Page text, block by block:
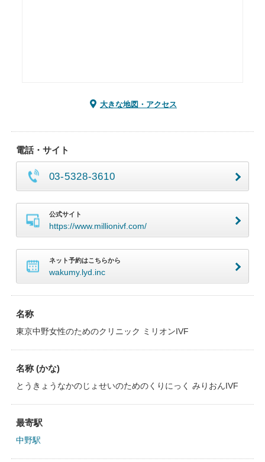
大きな地図・アクセス
電話・サイト
03-5328-3610
公式サイト
https://www.millionivf.com/
ネット予約はこちらから
wakumy.lyd.inc
名称
東京中野女性のためのクリニック ミリオンIVF
名称 (かな)
とうきょうなかのじょせいのためのくりにっく みりおんIVF
最寄駅
中野駅